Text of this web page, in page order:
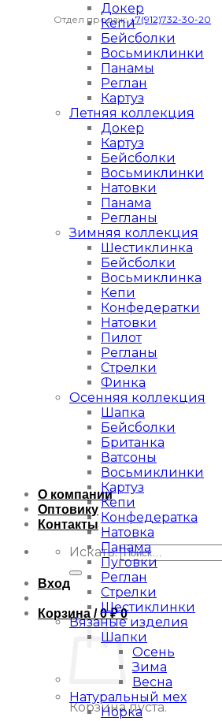
Отдел продаж:+7(912)732-30-20
О компании
Оптовику
Контакты
Искать:
Вход
Корзина /0₽ 0
Корзина пуста.
Докер
Кепи
Бейсболки
Восьмиклинки
Панамы
Реглан
Картуз
Летняя коллекция
Докер
Картуз
Бейсболки
Восьмиклинки
Натовки
Панама
Регланы
Зимняя коллекция
Шестиклинка
Бейсболки
Восьмиклинка
Кепи
Конфедератки
Натовки
Пилот
Регланы
Стрелки
Финка
Осенняя коллекция
Шапка
Бейсболки
Британка
Ватсоны
Восьмиклинки
Картуз
Кепи
Конфедератка
Натовка
Панама
Пуговки
Реглан
Стрелки
Шестиклинки
Вязаные изделия
Шапки
Осень
Зима
Весна
Натуральный мех
Норка